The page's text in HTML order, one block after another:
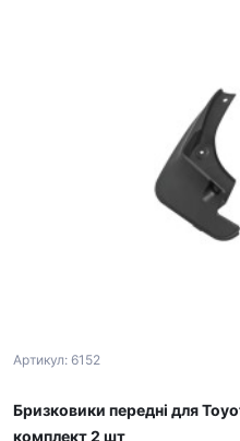
Артикул: 6152
Бризковики передні для
комплект 2 шт